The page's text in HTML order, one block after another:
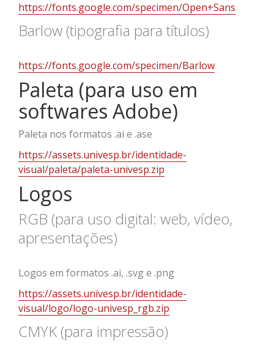
https://fonts.google.com/specimen/Open+Sans
Barlow (tipografia para títulos)
https://fonts.google.com/specimen/Barlow
Paleta (para uso em
softwares Adobe)
Paleta nos formatos .ai e .ase
https://assets.univesp.br/identidade-
visual/paleta/paleta-univesp.zip
Logos
RGB (para uso digital: web, vídeo,
apresentações)
Logos em formatos .ai, .svg e .png
https://assets.univesp.br/identidade-
visual/logo/logo-univesp_rgb.zip
CMYK (para impressão)